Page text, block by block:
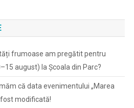
frumoase am pregătit pentru
august) la Școala din Parc?
că data evenimentului „Marea
fost modificată!